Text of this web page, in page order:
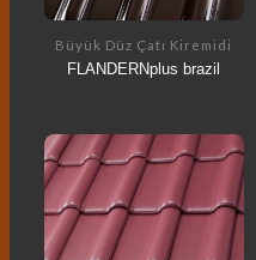
Büyük Düz Çatı Kiremidi
FLANDERNplus brazil